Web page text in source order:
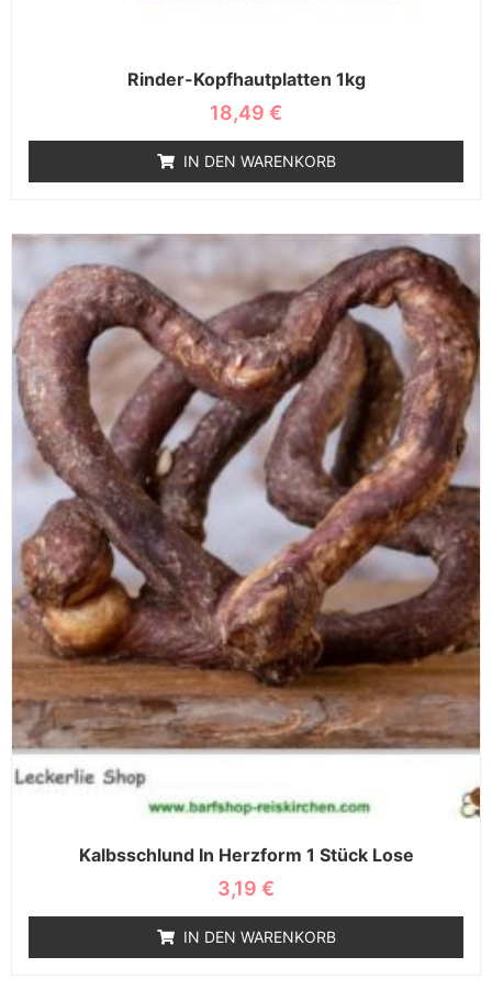
Rinder-Kopfhautplatten 1kg
18,49 €
IN DEN WARENKORB
Kalbsschlund In Herzform 1 Stück Lose
3,19 €
IN DEN WARENKORB